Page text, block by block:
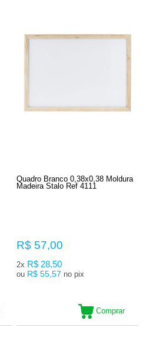
Quadro Branco 0,38x0,38 Moldura
Madeira Stalo Ref 4111
R$ 57,00
2x R$ 28,50
ou R$ 55,57 no pix
Comprar